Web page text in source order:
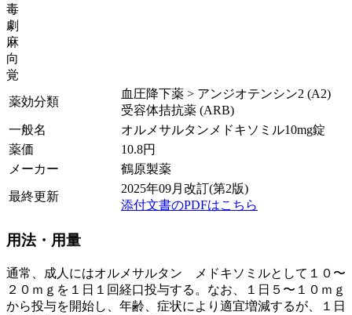
毒
劇
麻
向
覚
薬効分類
血圧降下薬 > アンジオテンシン2 (A2)
受容体拮抗薬 (ARB)
一般名
オルメサルタンメドキソミル10mg錠
薬価
10.8円
メーカー
鶴原製薬
最終更新
2025年09月改訂(第2版)
添付文書のPDFはこちら
用法・用量
通常、成人にはオルメサルタン メドキソミルとして１０〜
２０ｍｇを１日１回経口投与する。なお、１日５〜１０ｍｇ
から投与を開始し、年齢、症状により適宜増減するが、１日